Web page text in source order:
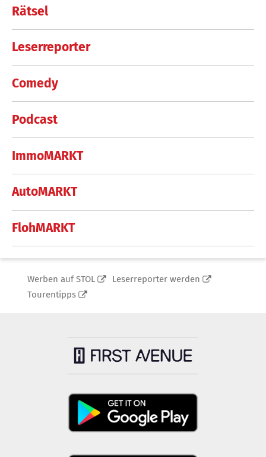
Rätsel
Leserreporter
Comedy
Podcast
ImmoMARKT
AutoMARKT
FlohMARKT
Werben auf STOL
Leserreporter werden
Tourentipps